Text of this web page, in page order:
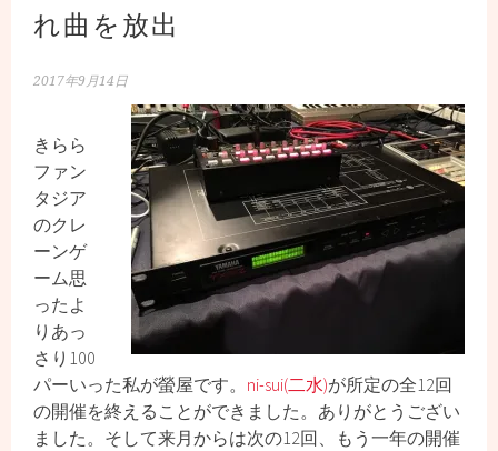
れ曲を放出
2017年9月14日
きらら
ファン
タジア
のクレ
ーンゲ
ーム思
ったよ
りあっ
さり100
パーいった私が螢屋です。 ni-sui(二水)が所定の全12回
の開催を終えることができました。ありがとうござい
ました。そして来月からは次の12回、もう一年の開催